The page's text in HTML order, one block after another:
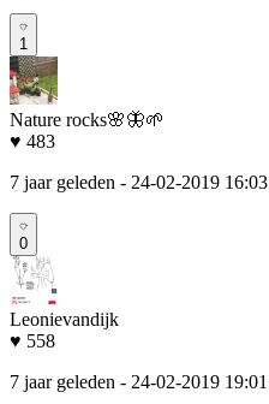
1
Nature rocks🌸🦋🌱
♥ 483
7 jaar geleden - 24-02-2019 16:03
0
Leonievandijk
♥ 558
7 jaar geleden - 24-02-2019 19:01